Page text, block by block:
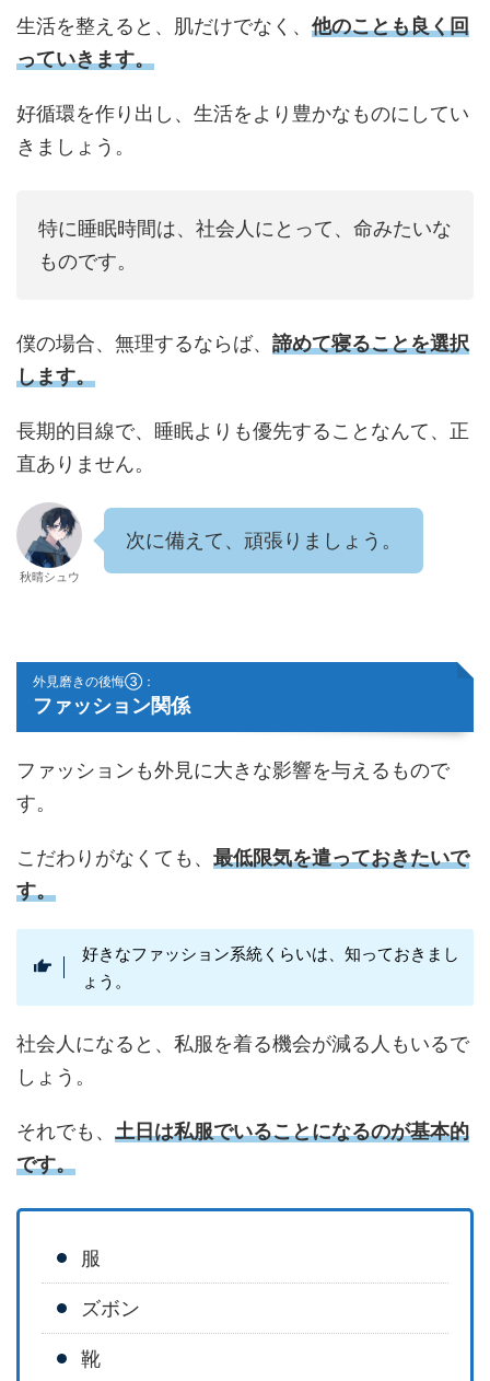
生活を整えると、肌だけでなく、 他のことも良く回
っていきます。
好循環を作り出し、生活をより豊かなものにしてい
きましょう。
特に睡眠時間は、社会人にとって、命みたいな
ものです。
僕の場合、無理するならば、 諦めて寝ることを選択
します。
長期的目線で、睡眠よりも優先することなんて、正
直ありません。
秋晴シュウ
次に備えて、頑張りましょう。
外見磨きの後悔③：
ファッション関係
ファッションも外見に大きな影響を与えるもので
す。
こだわりがなくても、 最低限気を遣っておきたいで
す。
好きなファッション系統くらいは、知っておきまし
ょう。
社会人になると、私服を着る機会が減る人もいるで
しょう。
それでも、 土日は私服でいることになるのが基本的
です。
服
ズボン
靴